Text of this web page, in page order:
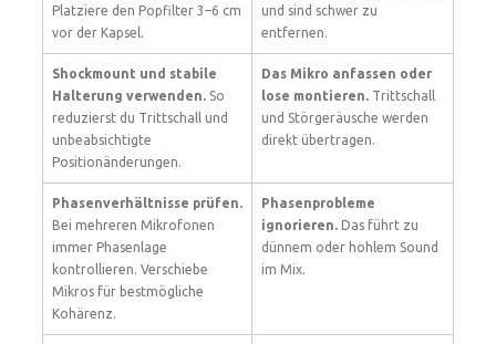
Platziere den Popfilter 3–6 cm
vor der Kapsel.
und sind schwer zu
entfernen.
Shockmount und stabile
Halterung verwenden. So
reduzierst du Trittschall und
unbeabsichtigte
Positionänderungen.
Das Mikro anfassen oder
lose montieren. Trittschall
und Störgeräusche werden
direkt übertragen.
Phasenverhältnisse prüfen.
Bei mehreren Mikrofonen
immer Phasenlage
kontrollieren. Verschiebe
Mikros für bestmögliche
Kohärenz.
Phasenprobleme
ignorieren. Das führt zu
dünnem oder hohlem Sound
im Mix.